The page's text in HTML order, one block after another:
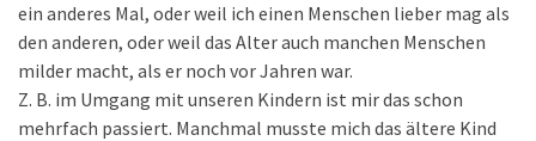
ein anderes Mal, oder weil ich einen Menschen lieber mag als
den anderen, oder weil das Alter auch manchen Menschen
milder macht, als er noch vor Jahren war.
Z. B. im Umgang mit unseren Kindern ist mir das schon
mehrfach passiert. Manchmal musste mich das ältere Kind